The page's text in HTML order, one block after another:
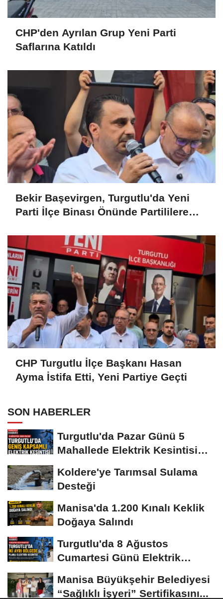
CHP'den Ayrılan Grup Yeni Parti
Saflarına Katıldı
Bekir Başevirgen, Turgutlu'da Yeni
Parti İlçe Binası Önünde Partililere
CHP Turgutlu İlçe Başkanı Hasan
Ayma İstifa Etti, Yeni Partiye Geçti
SON HABERLER
Turgutlu'da Pazar Günü 5
Mahallede Elektrik Kesintisi
Koldere'ye Tarımsal Sulama
Desteği
Manisa'da 1.200 Kınalı Keklik
Doğaya Salındı
Turgutlu'da 8 Ağustos
Cumartesi Günü Elektrik
Manisa Büyükşehir Belediyesi
“Sağlıklı İşyeri” Sertifikasını...